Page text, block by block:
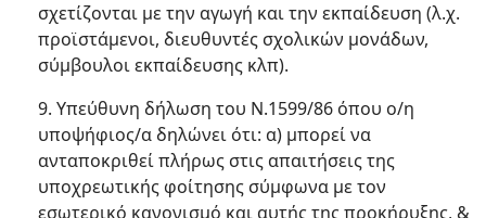
σχετίζονται με την αγωγή και την εκπαίδευση (λ.χ.
προϊστάμενοι, διευθυντές σχολικών μονάδων,
σύμβουλοι εκπαίδευσης κλπ).
9. Υπεύθυνη δήλωση του Ν.1599/86 όπου ο/η
υποψήφιος/α δηλώνει ότι: α) μπορεί να
ανταποκριθεί πλήρως στις απαιτήσεις της
υποχρεωτικής φοίτησης σύμφωνα με τον
εσωτερικό κανονισμό και αυτής της προκήρυξης, &